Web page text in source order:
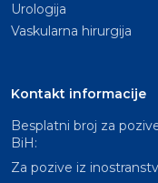
Urologija
Vaskularna hirurgija
Kontakt informacije
Besplatni broj za
BiH:
Za pozive iz